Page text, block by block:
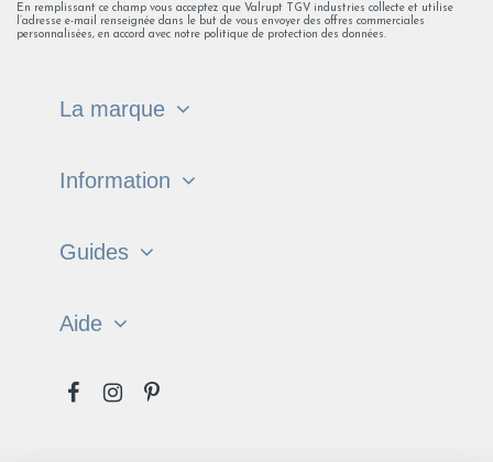
En remplissant ce champ vous acceptez que Valrupt TGV industries collecte et utilise
l’adresse e-mail renseignée dans le but de vous envoyer des offres commerciales
personnalisées, en accord avec notre politique de protection des données.
La marque
Information
Guides
Aide